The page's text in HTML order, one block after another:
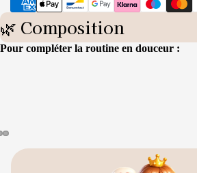
🌿 Composition
Pour compléter la routine en douceur :